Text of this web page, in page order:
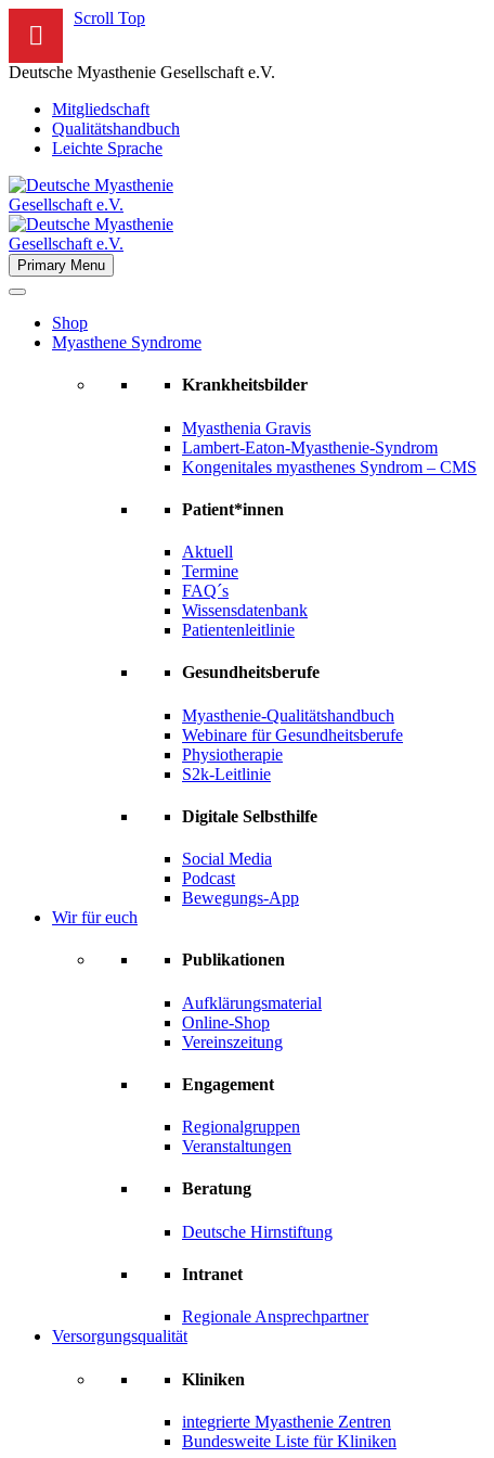
Scroll Top
Deutsche Myasthenie Gesellschaft e.V.
Mitgliedschaft
Qualitätshandbuch
Leichte Sprache
Primary Menu
Shop
Myasthene Syndrome
Krankheitsbilder
Myasthenia Gravis
Lambert-Eaton-Myasthenie-Syndrom
Kongenitales myasthenes Syndrom – CMS
Patient*innen
Aktuell
Termine
FAQ´s
Wissensdatenbank
Patientenleitlinie
Gesundheitsberufe
Myasthenie-Qualitätshandbuch
Webinare für Gesundheitsberufe
Physiotherapie
S2k-Leitlinie
Digitale Selbsthilfe
Social Media
Podcast
Bewegungs-App
Wir für euch
Publikationen
Aufklärungsmaterial
Online-Shop
Vereinszeitung
Engagement
Regionalgruppen
Veranstaltungen
Beratung
Deutsche Hirnstiftung
Intranet
Regionale Ansprechpartner
Versorgungsqualität
Kliniken
integrierte Myasthenie Zentren
Bundesweite Liste für Kliniken